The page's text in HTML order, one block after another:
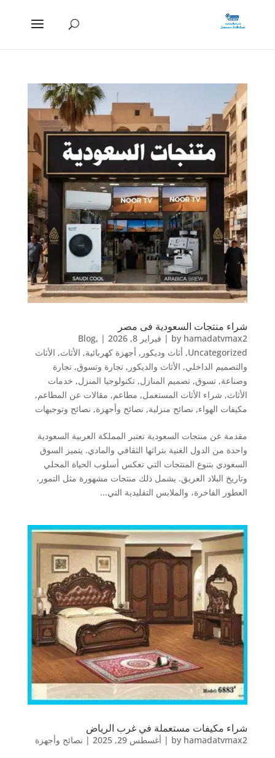
شراء منتجات السعودية فى مصر
by hamadatvmax2
| فبراير 8, 2026 |
Blog,
Uncategorized
, أثاث وديكور , أجهزة كهربائية, الأثاث, الأثاث
والتصميم الداخلي, الأثاث والديكور , تجارة وتسوق, تجارة
وصناعة, تسوق, تصميم المنازل, تكنولوجيا المنزل, خدمات
الأثاث, شراء الأثاث المستعمل, مطاعم, مقالات عن المطاعم,
مكيفات الهواء, نصائح منزلية, نصائح وأجهزة, نصائح وتوجيهات
مقدمة عن منتجات السعودية تعتبر المملكة العربية السعودية
واحدة من الدول الغنية بتراثها الثقافي والمادي. يتميز السوق
السعودي بتنوع المنتجات التي تعكس أسلوب الحياة المحلي
وتاريخ البلاد العريق. يشمل ذلك منتجات مشهورة مثل التمور،
العطور الفاخرة، والملابس التقليدية التي...
شراء مكيفات مستعملة في غرب الرياض
by hamadatvmax2
| أغسطس 29, 2025 | نصائح وأجهزة